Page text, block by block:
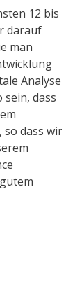
12 bis
darauf
man
Analyse
dass
dass wir